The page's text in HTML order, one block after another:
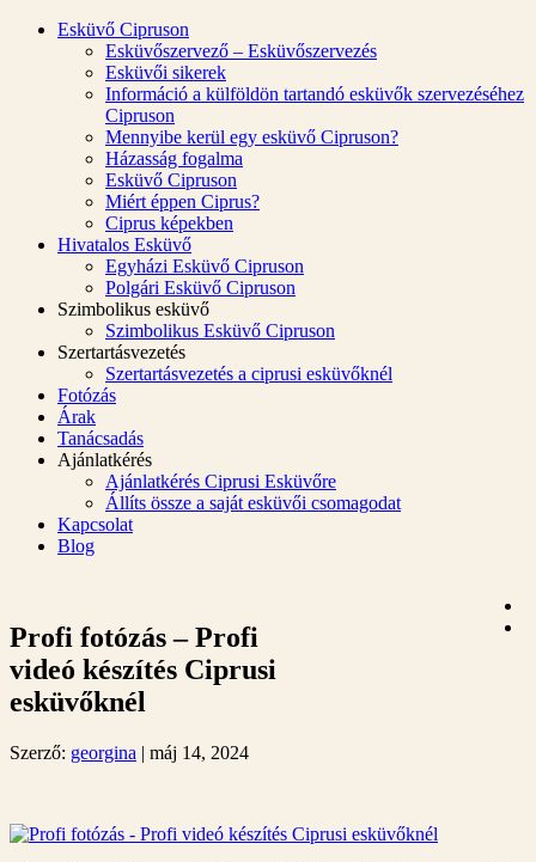
Esküvő Cipruson
Esküvőszervező – Esküvőszervezés
Esküvői sikerek
Információ a külföldön tartandó esküvők szervezéséhez
Cipruson
Mennyibe kerül egy esküvő Cipruson?
Házasság fogalma
Esküvő Cipruson
Miért éppen Ciprus?
Ciprus képekben
Hivatalos Esküvő
Egyházi Esküvő Cipruson
Polgári Esküvő Cipruson
Szimbolikus esküvő
Szimbolikus Esküvő Cipruson
Szertartásvezetés
Szertartásvezetés a ciprusi esküvőknél
Fotózás
Árak
Tanácsadás
Ajánlatkérés
Ajánlatkérés Ciprusi Esküvőre
Állíts össze a saját esküvői csomagodat
Kapcsolat
Blog
Profi fotózás – Profi
videó készítés Ciprusi
esküvőknél
Szerző: georgina | máj 14, 2024